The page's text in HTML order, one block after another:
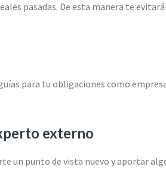
pasadas. De esta manera te
para tu obligaciones como
externo
un punto de vista nuevo y aportar